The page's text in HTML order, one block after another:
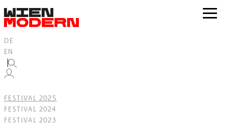
springen
zur
DE
EN
FESTIVAL 2025
FESTIVAL 2024
FESTIVAL 2023